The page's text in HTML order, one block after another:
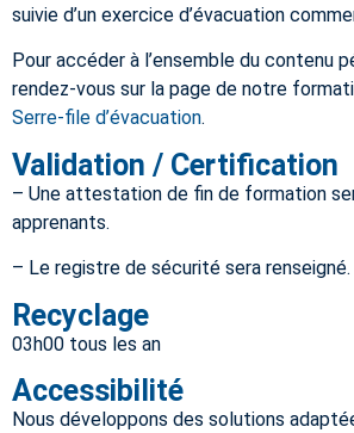
suivie d’un exercice d’évacuation
Pour accéder à l’ensemble du contenu
rendez-vous sur la page de notre
Serre-file d’évacuation.
Validation / Certification
– Une attestation de fin de formation
apprenants.
– Le registre de sécurité sera renseigné.
Recyclage
03h00 tous les an
Accessibilité
Nous développons des solutions